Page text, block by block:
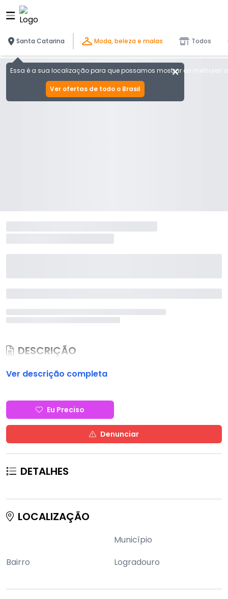
Santa Catarina
Essa é a sua localização para que possamos mostrar as melhores
Ver ofertas de todo o Brasil
Moda, beleza e malas Todos
DESCRIÇÃO
Ver descrição completa
Eu Preciso
Denunciar
DETALHES
LOCALIZAÇÃO
Município
Bairro
Logradouro